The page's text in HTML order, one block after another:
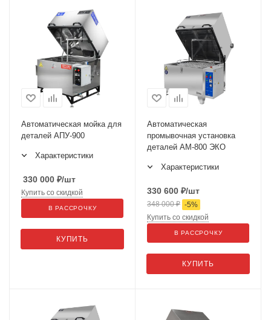
Автоматическая мойка для
деталей АПУ-900
Характеристики
330 000 ₽/шт
КУПИТЬ
Купить со скидкой
В РАССРОЧКУ
Автоматическая
промывочная установка
деталей АМ-800 ЭКО
Характеристики
330 600 ₽/шт
348 000₽ -5%
КУПИТЬ
Купить со скидкой
В РАССРОЧКУ